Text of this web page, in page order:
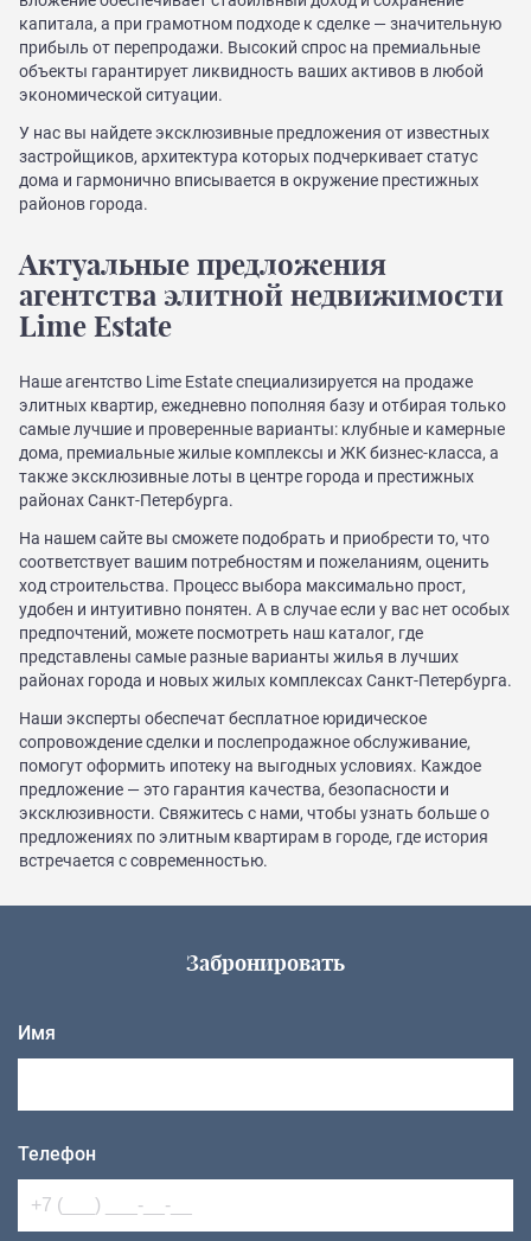
капитала, а при грамотном подходе к сделке — значительную
прибыль от перепродажи. Высокий спрос на премиальные
объекты гарантирует ликвидность ваших активов в любой
экономической ситуации.
У нас вы найдете эксклюзивные предложения от известных
застройщиков, архитектура которых подчеркивает статус
дома и гармонично вписывается в окружение престижных
районов города.
Актуальные предложения
агентства элитной недвижимости
Lime Estate
Наше агентство Lime Estate специализируется на продаже
элитных квартир, ежедневно пополняя базу и отбирая только
самые лучшие и проверенные варианты: клубные и камерные
дома, премиальные жилые комплексы и ЖК бизнес-класса, а
также эксклюзивные лоты в центре города и престижных
районах Санкт-Петербурга.
На нашем сайте вы сможете подобрать и приобрести то, что
соответствует вашим потребностям и пожеланиям, оценить
ход строительства. Процесс выбора максимально прост,
удобен и интуитивно понятен. А в случае если у вас нет особых
предпочтений, можете посмотреть наш каталог, где
представлены самые разные варианты жилья в лучших
районах города и новых жилых комплексах Санкт-Петербурга.
Наши эксперты обеспечат бесплатное юридическое
сопровождение сделки и послепродажное обслуживание,
помогут оформить ипотеку на выгодных условиях. Каждое
предложение — это гарантия качества, безопасности и
эксклюзивности. Свяжитесь с нами, чтобы узнать больше о
предложениях по элитным квартирам в городе, где история
встречается с современностью.
Забронировать
Имя
Телефон